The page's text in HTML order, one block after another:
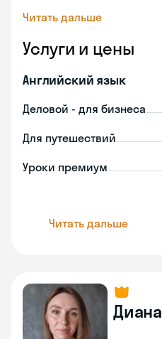
Читать дальше
Услуги и цены
Английский язык
Деловой - для бизнеса
Для путешествий
Уроки премиум
Читать дальше
Диана